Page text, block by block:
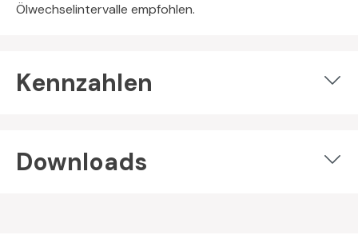
Ölwechselintervalle empfohlen.
Kennzahlen
Downloads